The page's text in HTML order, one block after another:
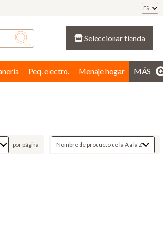
ES
Seleccionar tienda
Peq. electro. Menaje hogar MÁS
por página